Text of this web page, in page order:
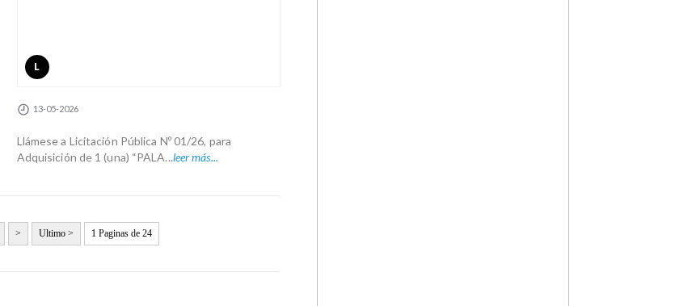
L
13-05-2026
Llámese a Licitación Pública Nº 01/26, para
Adquisición de 1 (una) “PALA...leer más...
> Ultimo > 1 Paginas de 24